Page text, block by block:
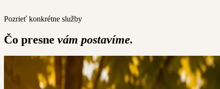
Pozrieť konkrétne služby
Čo presne vám postavíme.